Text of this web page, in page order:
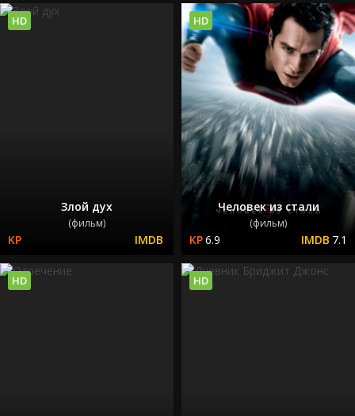
Злой дух
(фильм)
HD
Человек из стали
(фильм)
6.9 7.1
HD
HD HD